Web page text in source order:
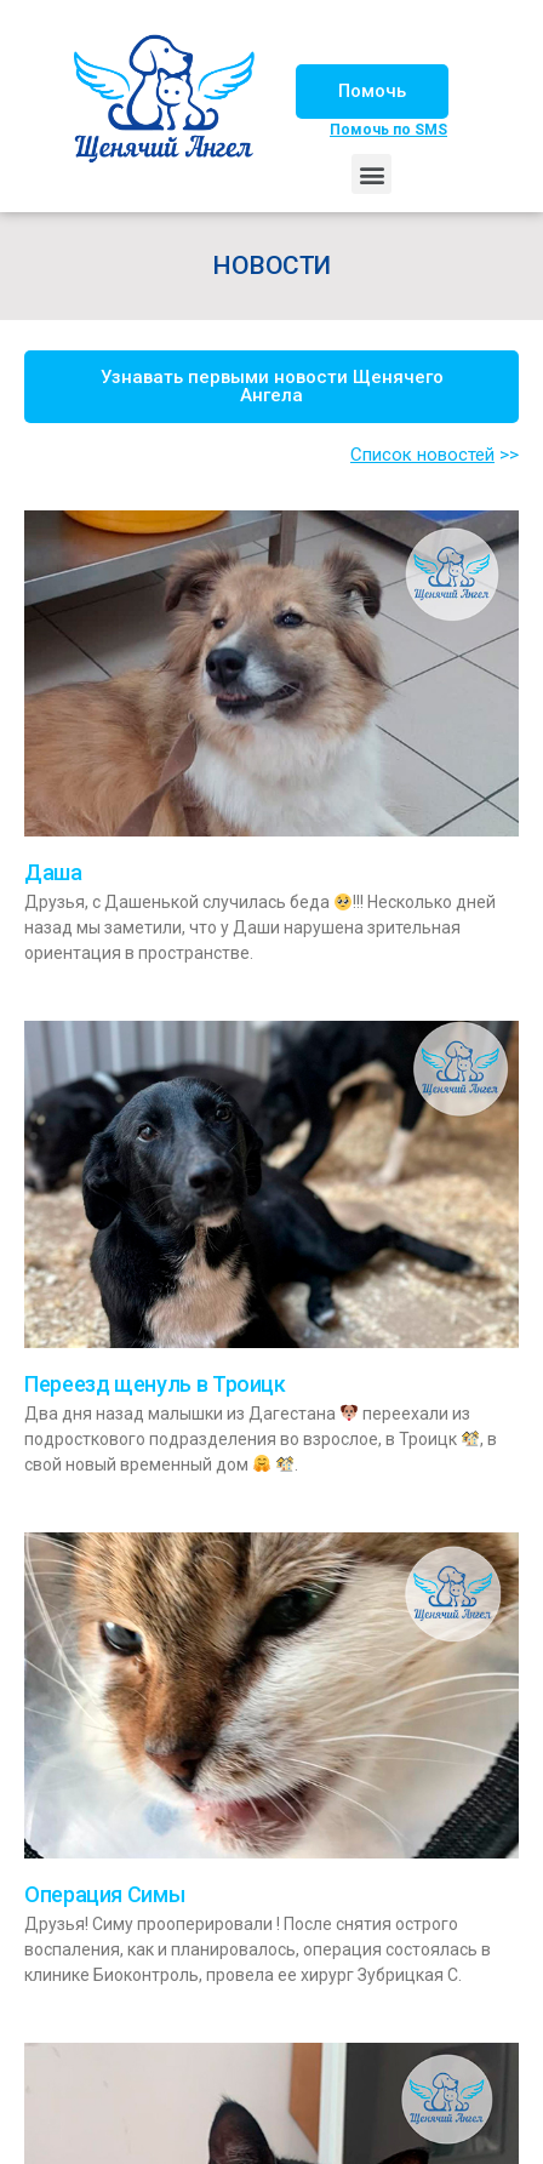
Помочь
Помочь по SMS
НОВОСТИ
Узнавать первыми новости Щенячего
Ангела
Список новостей >>
Даша
Друзья, с Дашенькой случилась беда
!!! Несколько дней
назад мы заметили, что у Даши нарушена зрительная
ориентация в пространстве.
Переезд щенуль в Троицк
Два дня назад малышки из Дагестана
переехали из
подросткового подразделения во взрослое, в Троицк
, в
свой новый временный дом
Операция Симы
Друзья! Симу прооперировали ! После снятия острого
воспаления, как и планировалось, операция состоялась в
клинике Биоконтроль, провела ее хирург Зубрицкая С.